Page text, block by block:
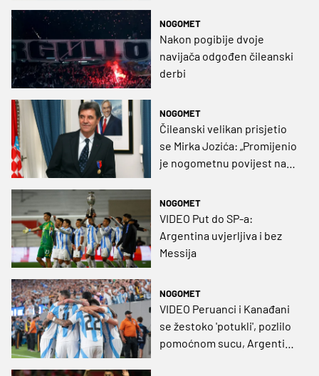
NOGOMET
Nakon pogibije dvoje
navijača odgođen čileanski
derbi
NOGOMET
Čileanski velikan prisjetio
se Mirka Jozića: „Promijenio
je nogometnu povijest naše
NOGOMET
VIDEO Put do SP-a:
Argentina uvjerljiva i bez
Messija
NOGOMET
VIDEO Peruanci i Kanađani
se žestoko 'potukli', pozlilo
pomoćnom sucu, Argentina